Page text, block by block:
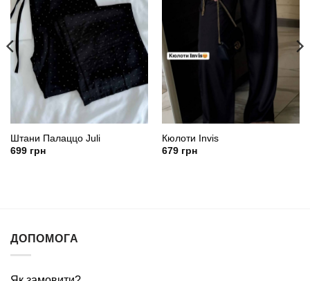
Штани Палаццо Juli
699грн
Кюлоти Invis
679грн
ДОПОМОГА